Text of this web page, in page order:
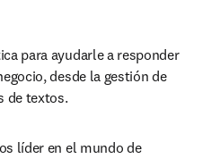
para ayudarle a responder
desde la gestión de
de textos.
líder en el mundo de